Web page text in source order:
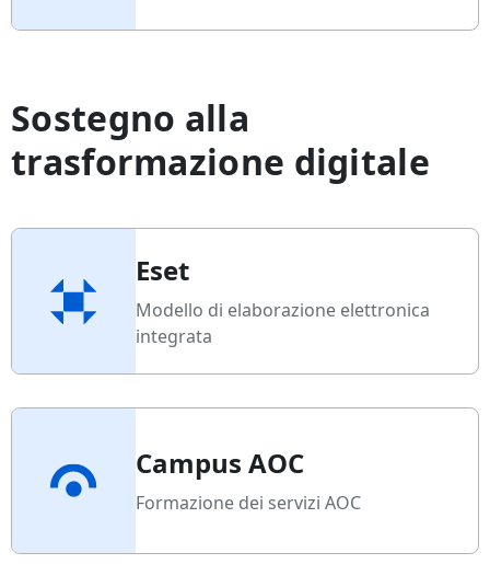
Sostegno alla
trasformazione digitale
Eset
Modello di elaborazione elettronica
integrata
Campus AOC
Formazione dei servizi AOC